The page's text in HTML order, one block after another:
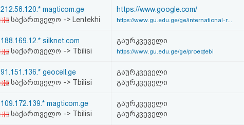
212.58.120.* magticom.ge
საქართველო -> Lentekhi
https://www.google.com/
https://www.gu.edu.ge/ge/international-r...
188.169.12.* silknet.com
საქართველო -> Tbilisi
გაურკვეველი
https://www.gu.edu.ge/ge/proeqtebi
91.151.136.* geocell.ge
საქართველო -> Tbilisi
გაურკვეველი
გაურკვეველი
109.172.139.* magticom.ge
საქართველო -> Tbilisi
გაურკვეველი
გაურკვეველი